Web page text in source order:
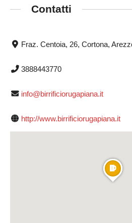
Contatti
Fraz. Centoia, 26, Cortona,
3888443770
info@birrificiorugapiana.it
http://www.birrificiorugapiana.it